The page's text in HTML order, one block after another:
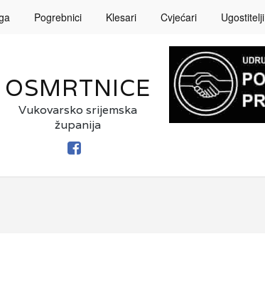
Pogrebnici Klesari Cvjećari Ugostitelji
OSMRTNICE
Vukovarsko srijemska
županija